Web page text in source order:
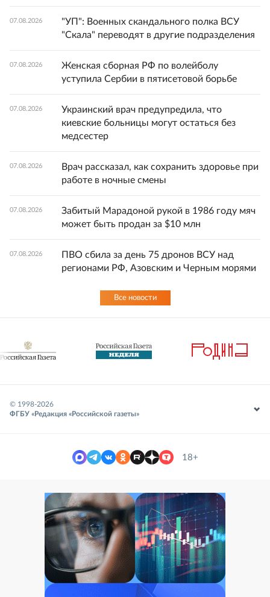
07.08.2026
"УП": Военных скандального полка ВСУ
"Скала" переводят в другие подразделения
07.08.2026
Женская сборная РФ по волейболу
уступила Сербии в пятисетовой борьбе
07.08.2026
Украинский врач предупредила, что
киевские больницы могут остаться без
медсестер
07.08.2026
Врач рассказал, как сохранить здоровье при
работе в ночные смены
07.08.2026
Забитый Марадоной рукой в 1986 году мяч
может быть продан за $10 млн
07.08.2026
ПВО сбила за день 75 дронов ВСУ над
регионами РФ, Азовским и Черным морями
Все новости
© 1998-2026
ФГБУ «Редакция «Российской газеты»
18+